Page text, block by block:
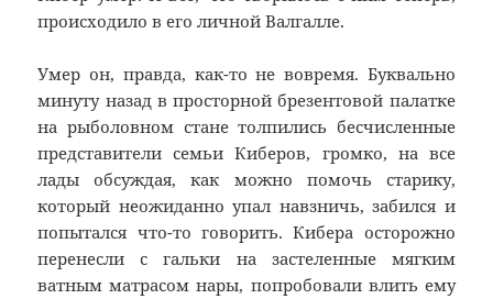
происходило в его личной Валгалле.
Умер он, правда, как-то не вовремя. Буквально
минуту назад в просторной брезентовой палатке
на рыболовном стане толпились бесчисленные
представители семьи Киберов, громко, на все
лады обсуждая, как можно помочь старику,
который неожиданно упал навзничь, забился и
попытался что-то говорить. Кибера осторожно
перенесли с гальки на застеленные мягким
ватным матрасом нары, попробовали влить ему